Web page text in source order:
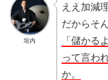
垣内
ええ加減
だからそ
「儲かるよ
って言わ
か。